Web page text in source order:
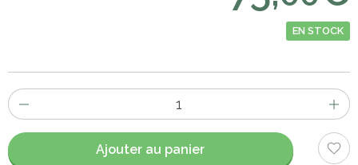
EN STOCK
Nombre
d'items
Ajouter au panier